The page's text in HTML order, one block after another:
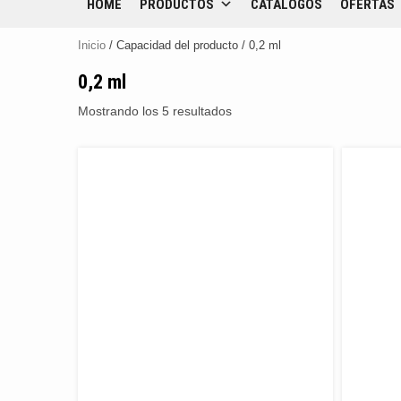
HOME PRODUCTOS CATÁLOGOS OFERTAS
Inicio / Capacidad del producto / 0,2 ml
0,2 ml
Mostrando los 5 resultados